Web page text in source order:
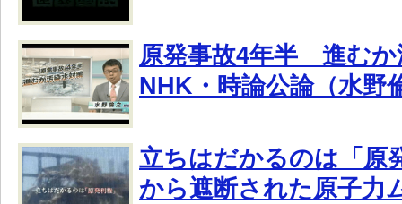
原発事故4年半 進むか
NHK・時論公論（水野
立ちはだかるのは「原
から遮断された原子力